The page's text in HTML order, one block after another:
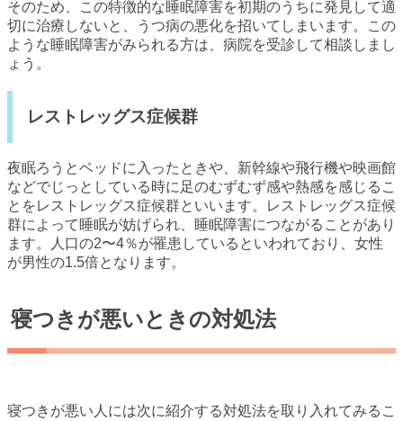
そのため、この特徴的な睡眠障害を初期のうちに発見して適
切に治療しないと、うつ病の悪化を招いてしまいます。この
ような睡眠障害がみられる方は、病院を受診して相談しまし
ょう。
レストレッグス症候群
夜眠ろうとベッドに入ったときや、新幹線や飛行機や映画館
などでじっとしている時に足のむずむず感や熱感を感じるこ
とをレストレッグス症候群といいます。レストレッグス症候
群によって睡眠が妨げられ、睡眠障害につながることがあり
ます。人口の2〜4％が罹患しているといわれており、女性
が男性の1.5倍となります。
寝つきが悪いときの対処法
寝つきが悪い人には次に紹介する対処法を取り入れてみるこ